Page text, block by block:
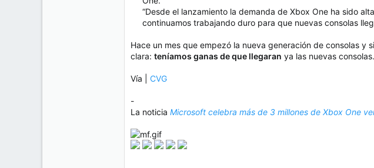
“Desde el lanzamiento la demanda de Xbox One ha sido
continuamos trabajando duro para que nuevas consolas
Hace un mes que empezó la nueva generación de consolas y
clara: teníamos ganas de que llegaran ya las nuevas
Vía | CVG
-
La noticia Microsoft celebra más de 3 millones de Xbox One